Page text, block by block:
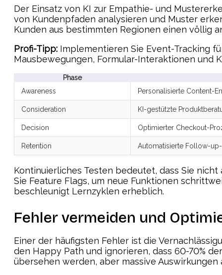
Der Einsatz von KI zur Empathie- und
von Kundenpfaden analysieren und Muster
Kunden aus bestimmten Regionen einen völlig
Profi-Tipp: Implementieren Sie Event-Tracking
Mausbewegungen, Formular-Interaktionen und
Phase
Awareness
Personalisierte Content-
Consideration KI-gestützte
Decision Optimierter Checkout-
Retention Automatisierte Follow-
Kontinuierliches Testen bedeutet, dass Sie
Sie Feature Flags, um neue Funktionen
beschleunigt Lernzyklen erheblich.
Fehler vermeiden und
Einer der häufigsten Fehler ist die
den Happy Path und ignorieren, dass 60-70%
übersehen werden, aber massive